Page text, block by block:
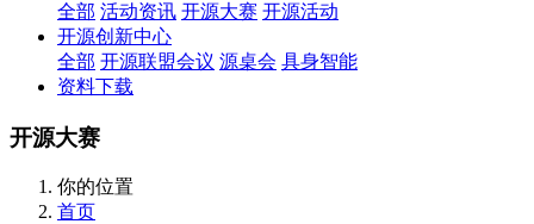
全部 活动资讯 开源大赛 开源活动
开源创新中心
全部 开源联盟会议 源桌会 具身智能
资料下载
开源大赛
你的位置
首页